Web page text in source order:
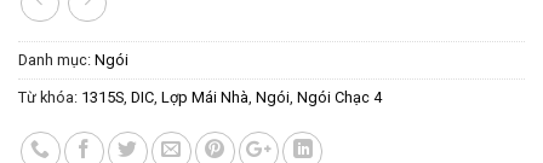
Danh mục: Ngói
Từ khóa: 1315S, DIC, Lợp Mái Nhà, Ngói, Ngói Chạc 4